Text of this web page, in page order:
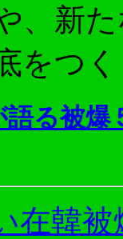
、新
をつ
る被爆
在韓被